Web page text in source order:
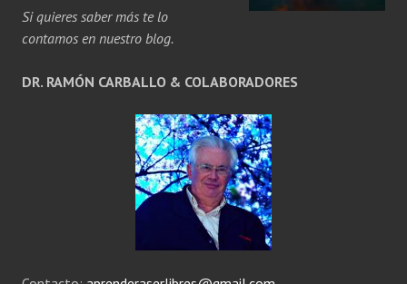
Si quieres saber más te lo
contamos en nuestro blog.
DR. RAMÓN CARBALLO & COLABORADORES